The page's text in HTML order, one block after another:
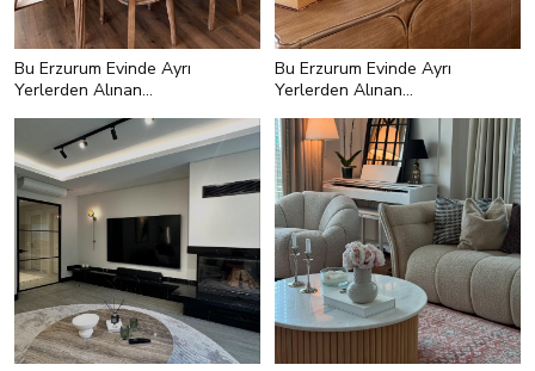
Bu Erzurum Evinde Ayrı
Yerlerden Alınan
Bu Erzurum Evinde Ayrı
Yerlerden Alınan